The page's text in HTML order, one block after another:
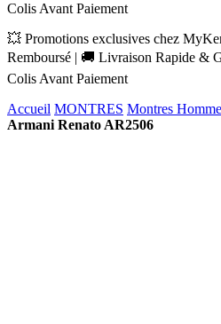
Colis Avant Paiement
💥 Promotions exclusives chez
Remboursé | 🚚 Livraison Rapide &
Colis Avant Paiement
Accueil MONTRES Montres Homme
Armani Renato AR2506